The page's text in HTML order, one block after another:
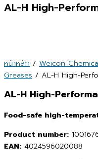
AL-H High-
หน้าหลัก / Weicon
Greases / AL-H High-
AL-H High-
Food-safe high-
Product number:
EAN: 4024596020088